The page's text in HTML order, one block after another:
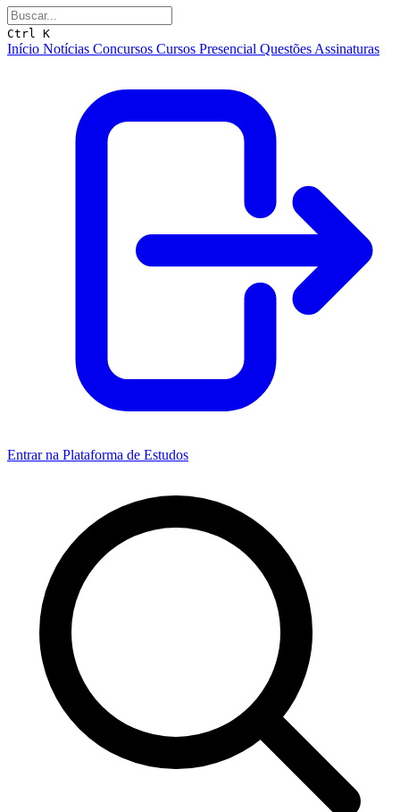
Ctrl K
Início Notícias Concursos Cursos Presencial Questões Assinaturas
Entrar na Plataforma de Estudos